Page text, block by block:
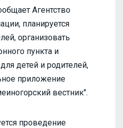
Агентство
планируется
организовать
пункта и
детей и родителей,
приложение
вестник".
проведение